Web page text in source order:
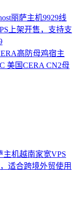
丽萨主机9929线
上架开售，支持支
高防母鸡宿主
美国CERA CN2母
主机越南家宽VPS
适合跨境外贸使用